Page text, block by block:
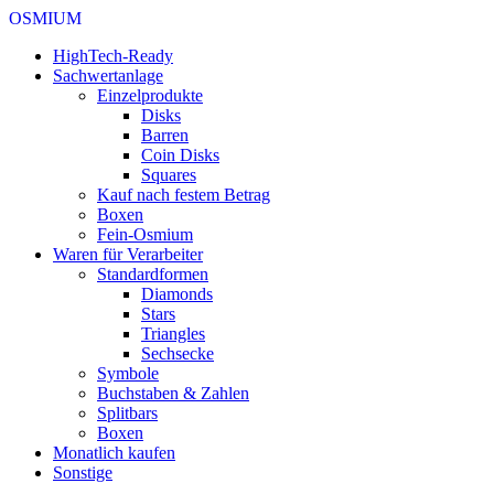
OSMIUM
HighTech-Ready
Sachwertanlage
Einzelprodukte
Disks
Barren
Coin Disks
Squares
Kauf nach festem Betrag
Boxen
Fein-Osmium
Waren für Verarbeiter
Standardformen
Diamonds
Stars
Triangles
Sechsecke
Symbole
Buchstaben & Zahlen
Splitbars
Boxen
Monatlich kaufen
Sonstige